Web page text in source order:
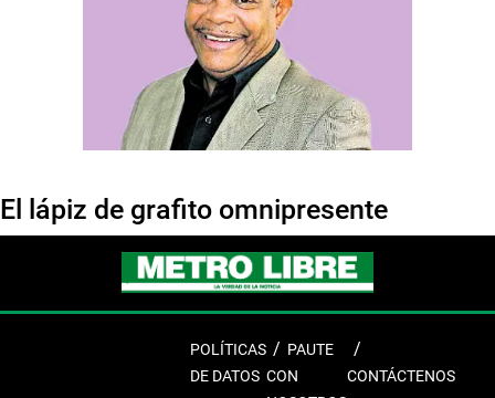
El lápiz de grafito omnipresente
POLÍTICAS
DE DATOS
PAUTE
CON
CONTÁCTENOS